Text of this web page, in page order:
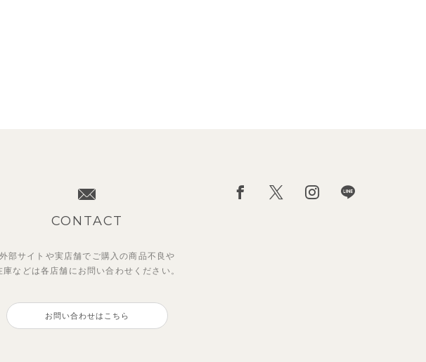
CONTACT
外部サイトや実店舗でご購入の商品不良や
庫などは各店舗に お問い合わせください。
お問い合わせはこちら